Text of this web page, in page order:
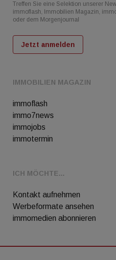
IMMOBILIEN MAGAZIN
immoflash
immo7news
immojobs
immotermin
ICH MÖCHTE...
Kontakt aufnehmen
Werbeformate ansehen
immomedien abonnieren
Treffen Sie eine Selektion unserer
immoflash, Immobilien Magazin,
oder dem Morgenjournal
Jetzt anmelden